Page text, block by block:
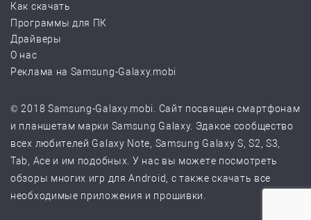
Как скачать
Программы для ПК
Драйверы
О нас
Реклама на Samsung-Galaxy.mobi
© 2018 Samsung-Galaxy.mobi. Сайт посвящен смартфонам
и планшетам марки Samsung Galaxy. Эдакое сообщество
всех любителей Galaxy Note, Samsung Galaxy S, S2, S3,
Tab, Ace и им подобных. У нас вы можете посмотреть
обзоры многих игр для Android, с также скачать все
необходимые приложения и прошивки.